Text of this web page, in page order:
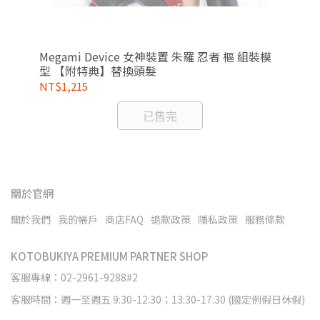
Megami Device 女神裝置 朱羅 忍者 樞 組裝模
型 【附特典】替換頭髮
NT$1,215
已售完
關於官網
關於我們 我的帳戶 商店FAQ 退款政策 隱私政策 服務條款
KOTOBUKIYA PREMIUM PARTNER SHOP
客服專線：02-2961-9288#2
客服時間：週一至週五 9:30-12:30；13:30-17:30 (國定例假日休假)